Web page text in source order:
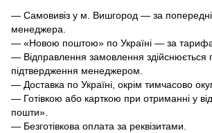
— Самовивіз у м. Вишгород — за
менеджера.
— «Новою поштою» по Україні — за
— Відправлення замовлення здійснюється
підтвердження менеджером.
— Доставка по Україні, окрім тимчасово
— Готівкою або карткою при отриманні у
пошти».
— Безготівкова оплата за реквізитами.